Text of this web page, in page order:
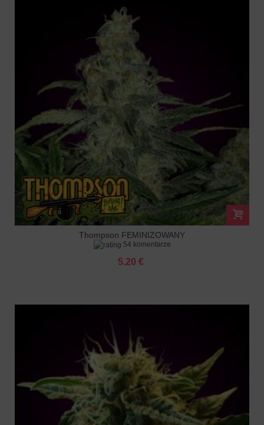
Thompson FEMINIZOWANY
54 komentarze
5.20 €